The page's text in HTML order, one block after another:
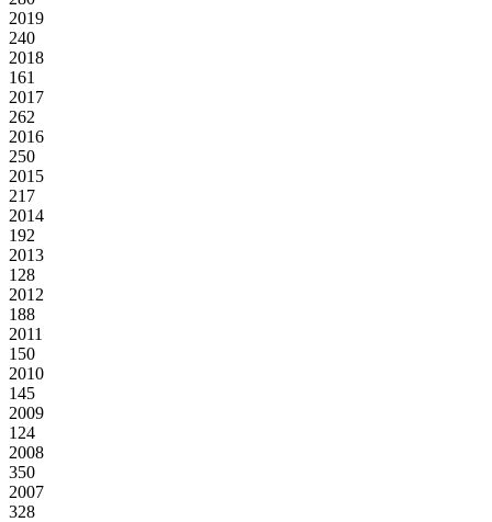
2019
240
2018
161
2017
262
2016
250
2015
217
2014
192
2013
128
2012
188
2011
150
2010
145
2009
124
2008
350
2007
328